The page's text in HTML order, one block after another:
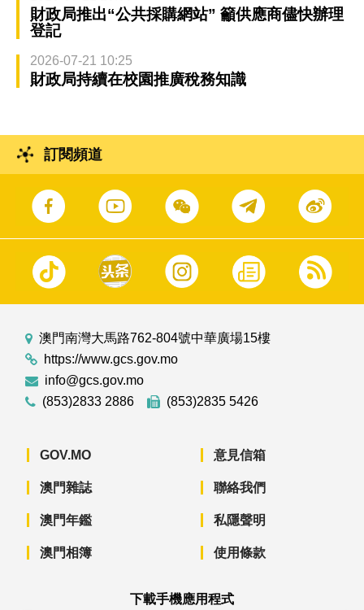
財政局推出“公共採購網站” 籲供應商儘快辦理
登記
2026-07-21 10:25
財政局持續在校園推廣稅務知識
訂閱頻道
澳門南灣大馬路762-804號中華廣場15樓
https://www.gcs.gov.mo
info@gcs.gov.mo
(853)2833 2886
(853)2835 5426
GOV.MO
澳門雜誌
澳門年鑑
澳門相簿
意見信箱
聯絡我們
私隱聲明
使用條款
下載手機應用程式